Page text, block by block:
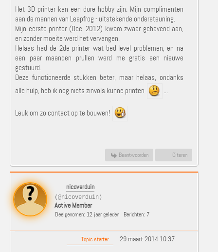
Het 3D printer kan een dure hobby zijn. Mijn complimenten
aan de mannen van Leapfrog - uitstekende ondersteuning.
Mijn eerste printer (Dec. 2012) kwam zwaar gehavend aan,
en zonder moeite werd het vervangen.
Helaas had de 2de printer wat bed-level problemen, en na
een paar maanden prullen werd me gratis een nieuwe
gestuurd.
Deze functioneerde stukken beter, maar helaas, ondanks
alle hulp, heb ik nog niets zinvols kunne printen
...
Leuk om zo contact op te bouwen!
Beantwoorden Citeren
nicoverduin
(@nicoverduin)
Active Member
Deelgenomen: 12 jaar geleden Berichten: 7
Topic starter 29 maart 2014 10:37